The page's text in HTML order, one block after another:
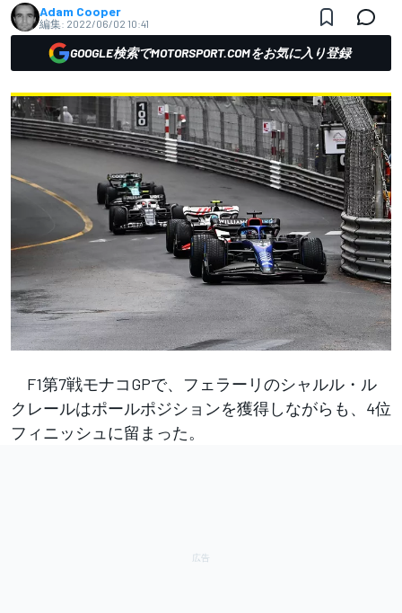
Adam Cooper
編集: 2022/06/02 10:41
GOOGLE検索でMOTORSPORT.COMをお気に入り登録
F1第7戦モナコGPで、フェラーリのシャルル・ル
クレールはポールポジションを獲得しながらも、4位
フィニッシュに留まった。